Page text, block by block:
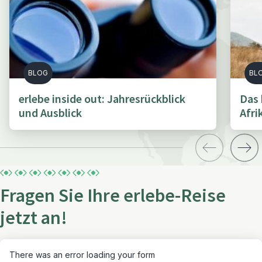
BLOG
erlebe inside out: Jahresrückblick
und Ausblick
Fragen Sie Ihre erlebe-Reise
jetzt an!
There was an error loading your form